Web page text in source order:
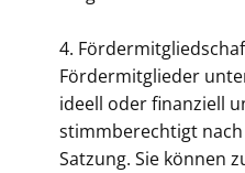
4.
Fördermitglieder
ideell oder finanziell
stimmberechtigt nach
Satzung. Sie können